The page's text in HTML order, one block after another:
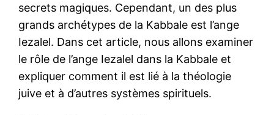
secrets magiques. Cependant, un des plus
grands archétypes de la Kabbale est l’ange
Iezalel. Dans cet article, nous allons examiner
le rôle de l’ange Iezalel dans la Kabbale et
expliquer comment il est lié à la théologie
juive et à d’autres systèmes spirituels.